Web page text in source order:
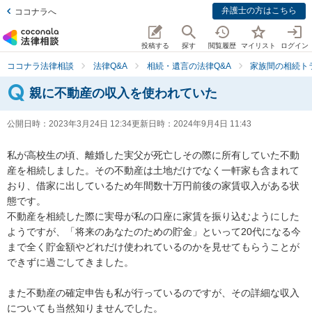
ココナラへ 弁護士の方はこちら
投稿する 探す 閲覧履歴 マイリスト ログイン
ココナラ法律相談 法律Q&A 相続・遺言の法律Q&A 家族間の相続ト
親に不動産の収入を使われていた
公開日時： 2023年3月24日 12:34更新日時： 2024年9月4日 11:43
私が高校生の頃、離婚した実父が死亡しその際に所有していた不動
産を相続しました。その不動産は土地だけでなく一軒家も含まれて
おり、借家に出しているため年間数十万円前後の家賃収入がある状
態です。
不動産を相続した際に実母が私の口座に家賃を振り込むようにした
ようですが、「将来のあなたのための貯金」といって20代になる今
まで全く貯金額やどれだけ使われているのかを見せてもらうことが
できずに過ごしてきました。
また不動産の確定申告も私が行っているのですが、その詳細な収入
についても当然知りませんでした。